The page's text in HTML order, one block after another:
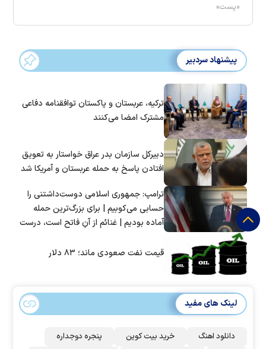
«پست»
پیشنهاد سردبیر
ترکیه، عربستان و پاکستان توافقنامه دفاعی
مشترک امضا می‌کنند
دبیرکل سازمان بدر عراق خواستار به تعویق
افتادن پاسخ به حمله عربستان و آمریکا شد
ترامپ: جمهوری اسلامی دوست‌داشتنی را
حسابی می‌کوبیم | برای بزرگ‌ترین حمله
آماده بودیم | غنائم از آنِ فاتح است، درست
قیمت نفت صعودی ماند؛ ۸۳ دلار
لینک های مفید
دانلود اهنگ خرید بیت کوین
پنجره دوجداره